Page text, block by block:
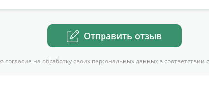
Отправить отзыв
на обработку своих персональных данных в соответствии с